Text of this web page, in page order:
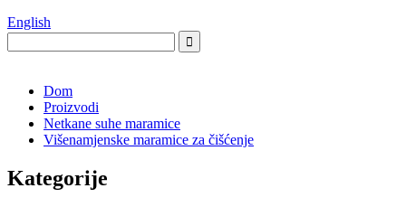
English
Dom
Proizvodi
Netkane suhe maramice
Višenamjenske maramice za čišćenje
Kategorije